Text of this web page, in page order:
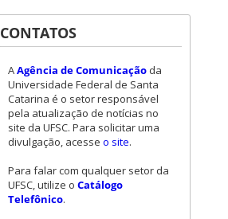
CONTATOS
AAgência de Comunicação da
Universidade Federal de Santa
Catarina é o setor responsável
pela atualização de notícias no
site da UFSC. Para solicitar uma
divulgação, acesse o site.
Para falar com qualquer setor da
UFSC, utilize o Catálogo
Telefônico.